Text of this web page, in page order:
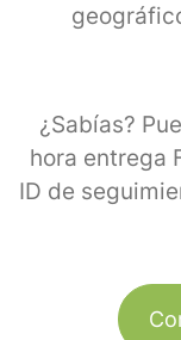
¿Sabías?
hora entrega
ID de